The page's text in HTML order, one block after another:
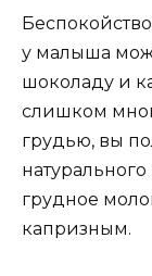
у малыша
шоколаду и
слишком
грудью, вы
грудное
капризным.